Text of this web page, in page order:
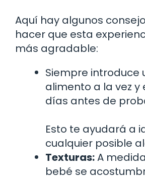
Aquí hay algunos
hacer que esta
más agradable:
Siempre introduce
alimento a la vez y
días antes de
Esto te ayudará a
cualquier posible
Texturas:A
bebé se